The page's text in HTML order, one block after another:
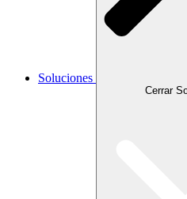
Soluciones
Cerrar